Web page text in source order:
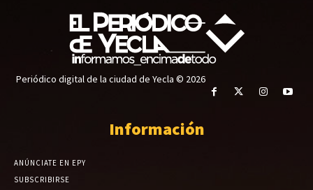
Periódico digital de la ciudad de Yecla © 2026
Información
ANÚNCIATE EN EPY
SUBSCRIBIRSE